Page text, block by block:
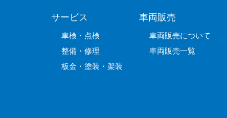
サービス
車検・点検
整備・修理
板金・塗装・架装
車両販売
車両販売について
車両販売一覧